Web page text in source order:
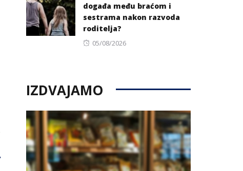
događa među braćom i
sestrama nakon razvoda
roditelja?
Posted
05/08/2026
IZDVAJAMO